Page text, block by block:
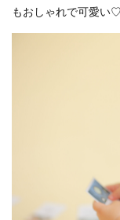
もおしゃれで可愛い